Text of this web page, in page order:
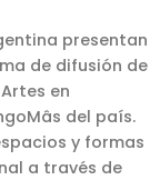
presentan
de difusión de
en
del país.
y formas
a través de